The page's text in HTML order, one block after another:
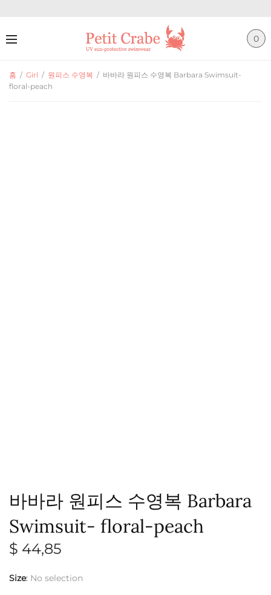
0
홈 / Girl / 원피스 수영복 / 바바라 원피스 수영복 Barbara Swimsuit-
floral-peach
바바라 원피스 수영복 Barbara
Swimsuit- floral-peach
$ 44,85
Size: No selection